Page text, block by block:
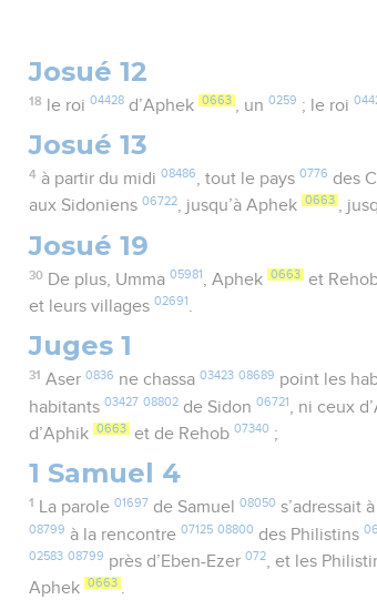
Josué 12
18 le roi 04428d’Aphek 0663 , un 0259 ; le roi
Josué 13
4 à partir du midi 08486, tout le pays 0776 des
aux Sidoniens06722, jusqu’à Aphek 0663 ,
Josué 19
30 De plus, Umma 05981 , Aphek 0663 et
et leurs villages02691 .
Juges 1
31 Aser 0836 ne chassa 03423 08689 point les
habitants03427 08802 de Sidon06721 , ni ceux
d’Aphik 0663 et de Rehob07340 ;
1 Samuel 4
1 La parole 01697 de Samuel 08050 s’adressait
08799 à la rencontre07125 08800 des Philistins
02583 08799 près d’Eben-Ezer072, et les
Aphek 0663 .